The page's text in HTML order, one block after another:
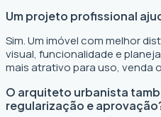
Um projeto profissional
Sim. Um imóvel com melhor
visual, funcionalidade e
mais atrativo para uso, venda
O arquiteto urbanista
regularização e